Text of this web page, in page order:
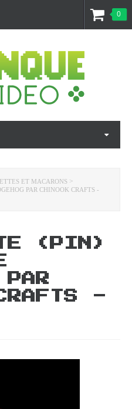
0
ET MACARONS >
PAR CHINOOK CRAFTS -
(PIN)
PAR
-